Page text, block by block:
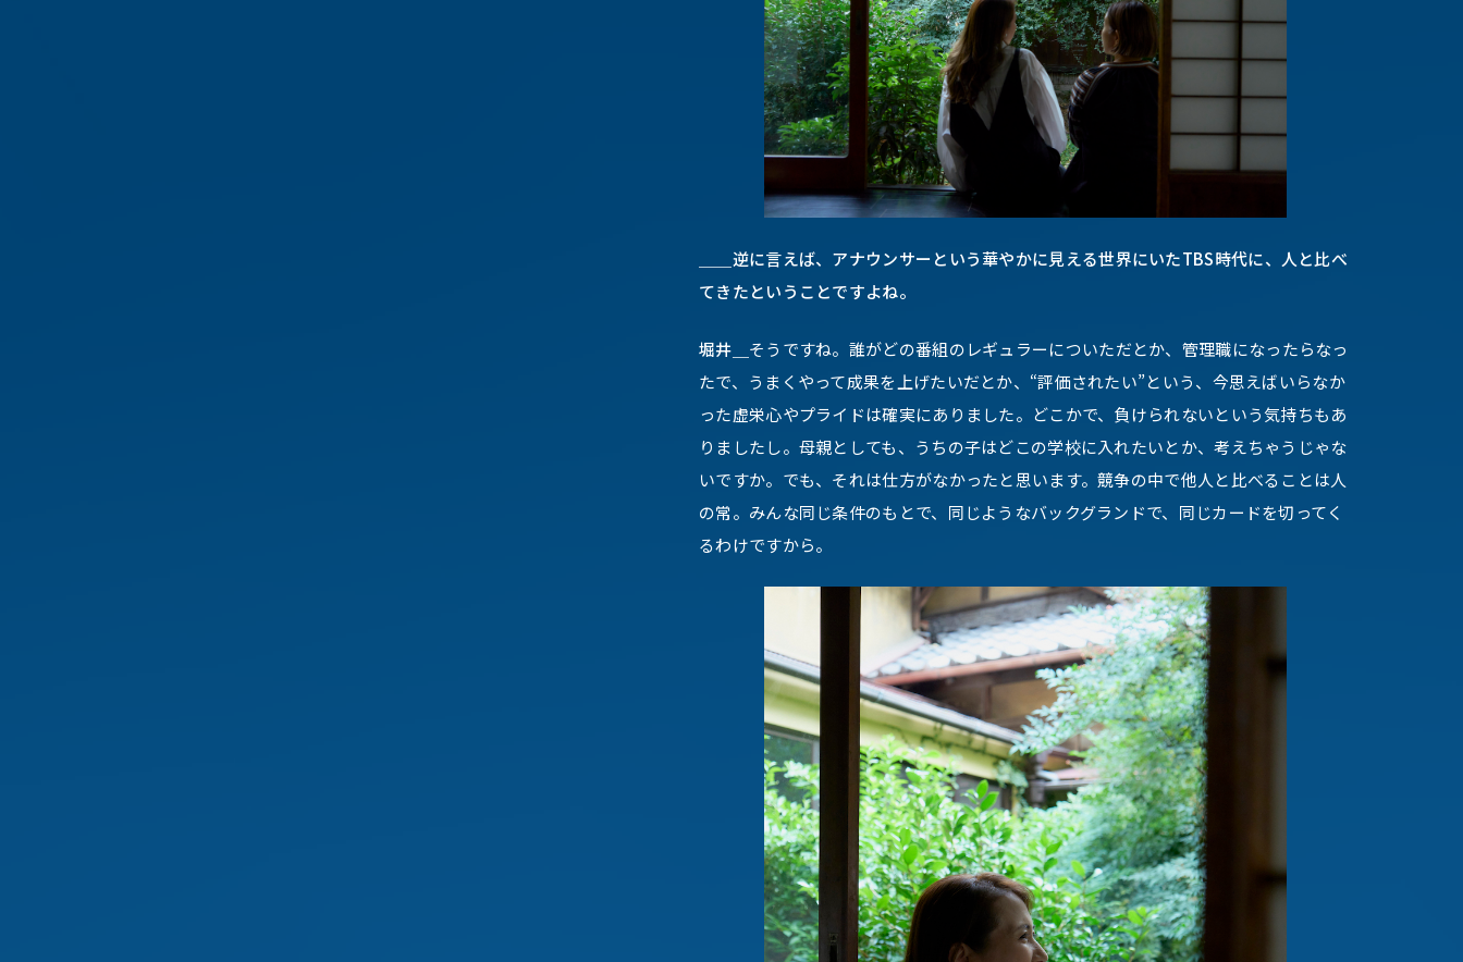
逆に言えば、アナウンサーという華やかに見える世界にいたTBS時代に、人と比べ
てきたということですよね。
堀井＿ そうですね。誰がどの番組のレギュラーについただとか、管理職になったらなっ
たで、うまくやって成果を上げたいだとか、“評価されたい”という、今思えばいらなか
った虚栄心やプライドは確実にありました。どこかで、負けられないという気持ちもあ
りましたし。母親としても、うちの子はどこの学校に入れたいとか、考えちゃうじゃな
いですか。でも、それは仕方がなかったと思います。競争の中で他人と比べることは人
の常。みんな同じ条件のもとで、同じようなバックグランドで、同じカードを切ってく
るわけですから。